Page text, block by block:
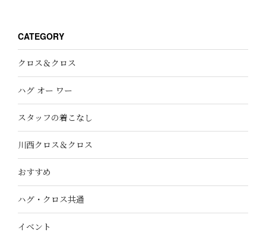
CATEGORY
クロス＆クロス
ハグ オー ワー
スタッフの着こなし
川西クロス＆クロス
おすすめ
ハグ・クロス共通
イベント